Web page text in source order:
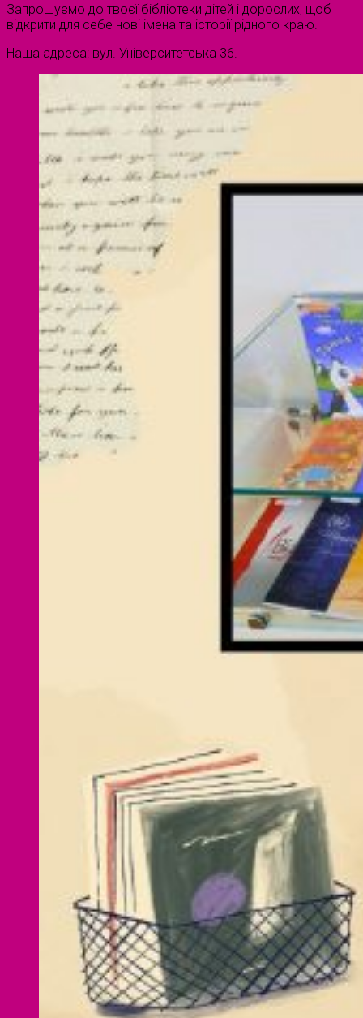
Запрошуємо до твоєї бібліотеки дітей і дорослих, щоб
відкрити для себе нові імена та історії рідного краю.
Наша адреса: вул. Університетська 36.